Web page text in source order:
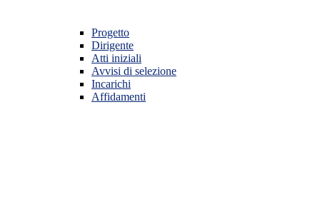
Progetto
Dirigente
Atti iniziali
Avvisi di selezione
Incarichi
Affidamenti